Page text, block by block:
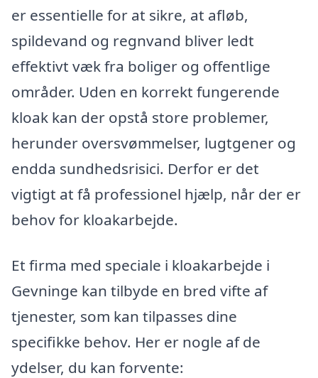
er essentielle for at sikre, at afløb,
spildevand og regnvand bliver ledt
effektivt væk fra boliger og offentlige
områder. Uden en korrekt fungerende
kloak kan der opstå store problemer,
herunder oversvømmelser, lugtgener og
endda sundhedsrisici. Derfor er det
vigtigt at få professionel hjælp, når der er
behov for kloakarbejde.
Et firma med speciale i kloakarbejde i
Gevninge kan tilbyde en bred vifte af
tjenester, som kan tilpasses dine
specifikke behov. Her er nogle af de
ydelser, du kan forvente: